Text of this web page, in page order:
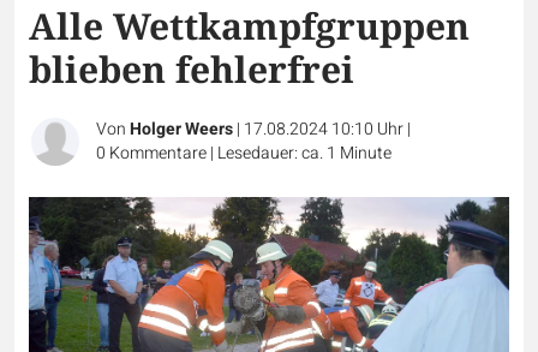
Alle Wettkampfgruppen
blieben fehlerfrei
VonHolger Weers| 17.08.2024 10:10 Uhr|
0 Kommentare| Lesedauer: ca. 1 Minute